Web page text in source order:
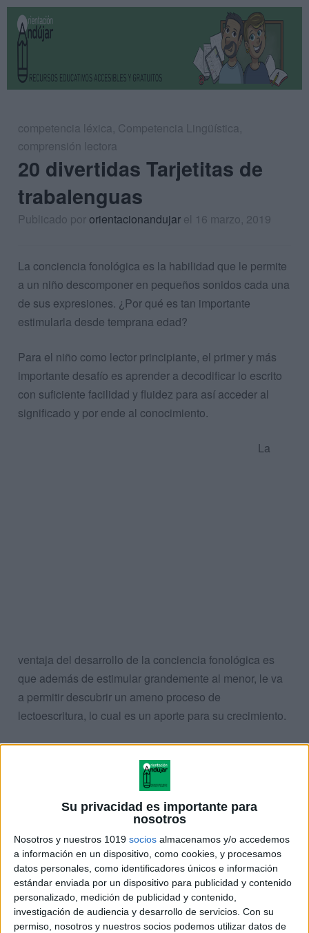
Su privacidad es importante para
nosotros
Nosotros y nuestros 1019 socios almacenamos y/o accedemos
a información en un dispositivo, como cookies, y procesamos
datos personales, como identificadores únicos e información
estándar enviada por un dispositivo para publicidad y contenido
personalizado, medición de publicidad y contenido,
investigación de audiencia y desarrollo de servicios. Con su
permiso, nosotros y nuestros socios podemos utilizar datos de
competencia léxica, Competencia Lingüística,
comprensión lectora
20 divertidas Tarjetitas de
trabalenguas
Publicado pororientacionandujar el 16 marzo, 2019
La conciencia fonológica es la habilidad que le permite
a un niño descomponer en pequeños sonidos cada una
de sus expresiones. ¿Por qué es tan importante
estimularla desde temprana edad?
Para el niño como lector principiante, el primer y más
importante desafío es aprender a decodificar lo escrito
con suficiente facilidad y fluidez para así acceder al
significado y por ende al conocimiento.
La
ventaja del desarrollo de la conciencia fonológica es
que además de estimular grandemente al menor, le va
a permitir descubrir un ameno proceso de
lectoescritura, lo cual es un aporte para su crecimiento.
TRABALENGUAS EN IMAGENES